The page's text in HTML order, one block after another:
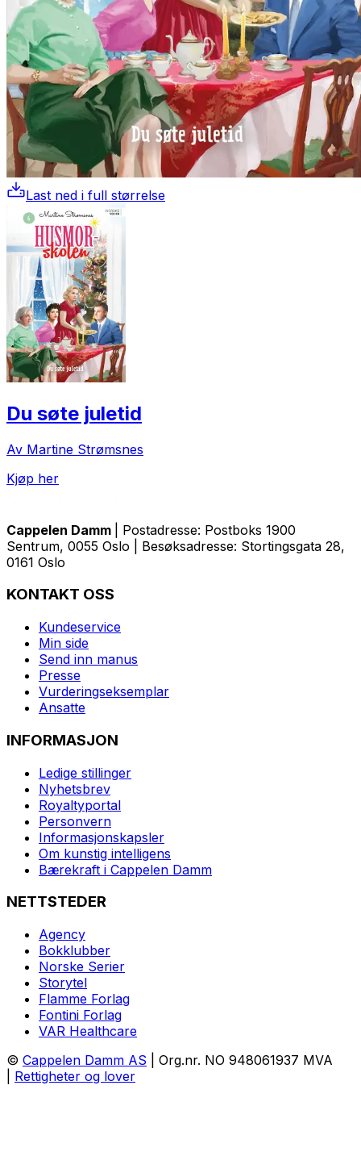
Last ned i full størrelse
Du søte juletid
Av Martine Strømsnes
Kjøp her
Cappelen Damm
| Postadresse: Postboks 1900
Sentrum, 0055 Oslo | Besøksadresse: Stortingsgata 28,
0161 Oslo
KONTAKT OSS
Kundeservice
Min side
Send inn manus
Presse
Vurderingseksemplar
Ansatte
INFORMASJON
Ledige stillinger
Nyhetsbrev
Royaltyportal
Personvern
Informasjonskapsler
Om kunstig intelligens
Bærekraft i Cappelen Damm
NETTSTEDER
Agency
Bokklubber
Norske Serier
Storytel
Flamme Forlag
Fontini Forlag
VAR Healthcare
© Cappelen Damm AS | Org.nr. NO 948061937 MVA
Rettigheter og lover